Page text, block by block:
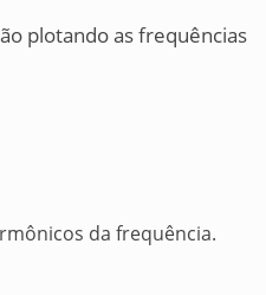
plotando as frequências
da frequência.